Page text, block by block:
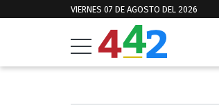
VIERNES 07 DE AGOSTO DEL 2026